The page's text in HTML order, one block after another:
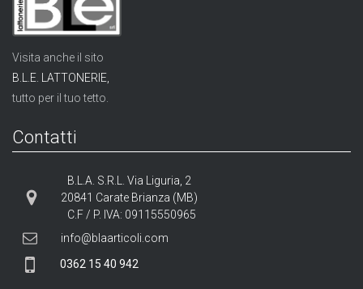
Visita anche il sito
B.L.E. LATTONERIE,
tutto per il tuo tetto.
Contatti
B.L.A. S.R.L. Via Liguria, 2
20841 Carate Brianza (MB)
C.F / P. IVA: 09115550965
info@blaarticoli.com
0362 15 40 942